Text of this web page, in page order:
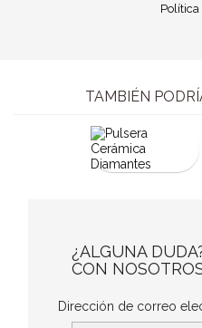
TAMBIÉN
¿ALGUNA
CON
Dirección de correo